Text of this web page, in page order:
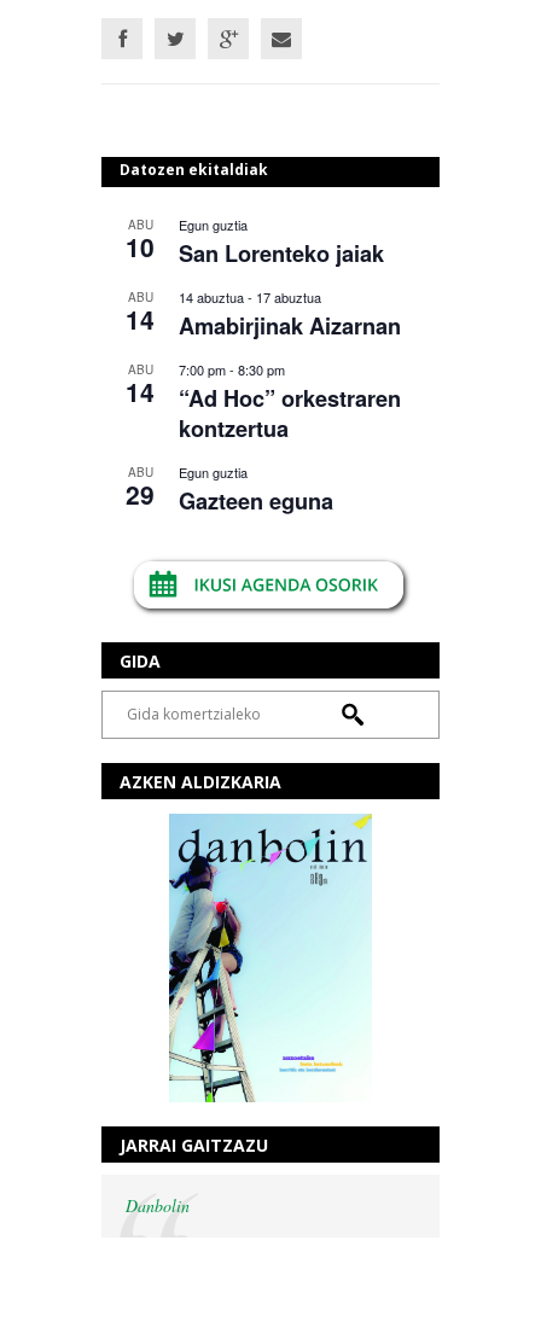
Datozen ekitaldiak
ABU
10
Egun guztia
San Lorenteko jaiak
ABU
14
14 abuztua- 17 abuztua
Amabirjinak Aizarnan
ABU
14
7:00 pm- 8:30 pm
“Ad Hoc” orkestraren
kontzertua
ABU
29
Egun guztia
Gazteen eguna
GIDA
AZKEN ALDIZKARIA
JARRAI GAITZAZU
Danbolin